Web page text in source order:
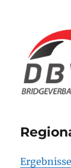
Ergebnisse